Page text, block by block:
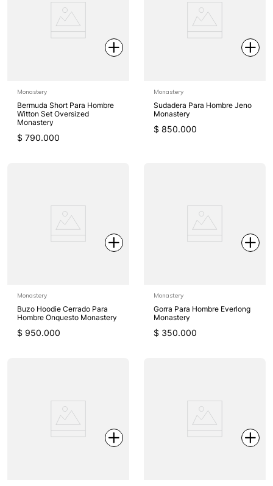
Monastery
Bermuda Short Para Hombre
Witton Set Oversized
Monastery
$ 790.000
Monastery
Sudadera Para Hombre Jeno
Monastery
$ 850.000
Monastery
Buzo Hoodie Cerrado Para
Hombre Onquesto Monastery
$ 950.000
Monastery
Gorra Para Hombre Everlong
Monastery
$ 350.000